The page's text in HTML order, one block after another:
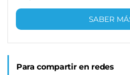
SABER
Para compartir en redes